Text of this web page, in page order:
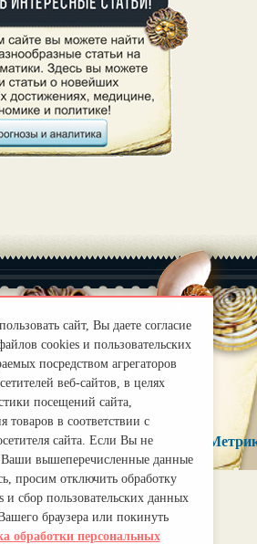
|
сайт, Вы даете согласие
cookies и пользовательских
посредством агрегаторов
веб-сайтов, в целях
посещений сайта,
товаров в соответствии с
сайта. Если Вы не
Ваши вышеперечисленные данные
просим отключить обработку
и сбор пользовательских данных
браузера или покинуть
обработки персональных